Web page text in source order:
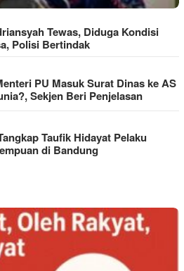
Tewas, Diduga Kondisi
Polisi Bertindak
PU Masuk Surat Dinas ke AS
Sekjen Beri Penjelasan
Taufik Hidayat Pelaku
di Bandung